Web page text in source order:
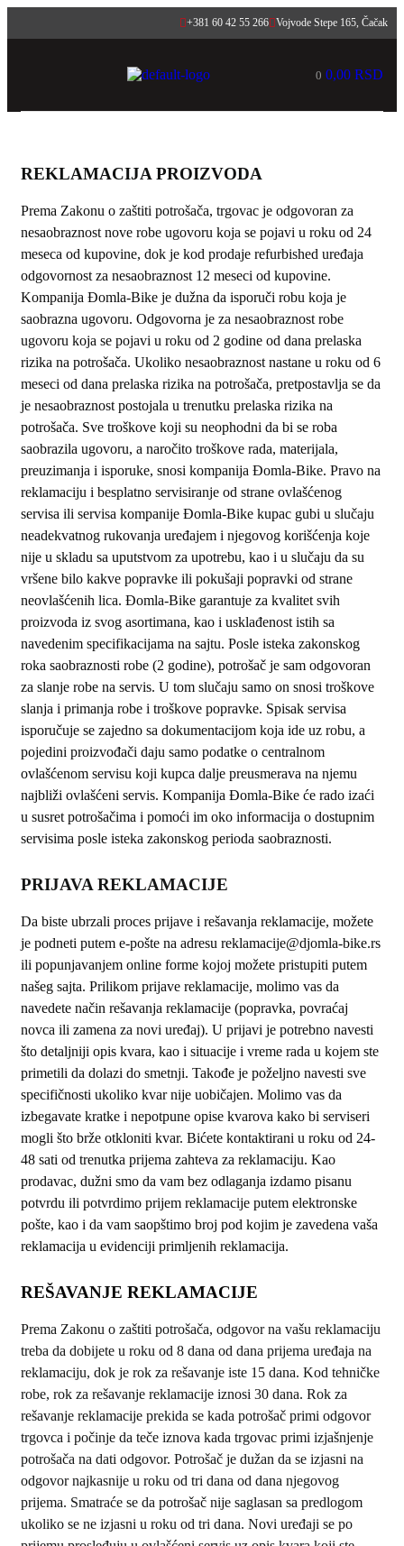
+381 60 42 55 266 Vojvode Stepe 165, Čačak
0 0,00 RSD
REKLAMACIJA PROIZVODA
Prema Zakonu o zaštiti potrošača, trgovac je odgovoran za
nesaobraznost nove robe ugovoru koja se pojavi u roku od 24
meseca od kupovine, dok je kod prodaje refurbished uređaja
odgovornost za nesaobraznost 12 meseci od kupovine.
Kompanija Đomla-Bike je dužna da isporuči robu koja je
saobrazna ugovoru. Odgovorna je za nesaobraznost robe
ugovoru koja se pojavi u roku od 2 godine od dana prelaska
rizika na potrošača. Ukoliko nesaobraznost nastane u roku od 6
meseci od dana prelaska rizika na potrošača, pretpostavlja se da
je nesaobraznost postojala u trenutku prelaska rizika na
potrošača. Sve troškove koji su neophodni da bi se roba
saobrazila ugovoru, a naročito troškove rada, materijala,
preuzimanja i isporuke, snosi kompanija Đomla-Bike. Pravo na
reklamaciju i besplatno servisiranje od strane ovlašćenog
servisa ili servisa kompanije Đomla-Bike kupac gubi u slučaju
neadekvatnog rukovanja uređajem i njegovog korišćenja koje
nije u skladu sa uputstvom za upotrebu, kao i u slučaju da su
vršene bilo kakve popravke ili pokušaji popravki od strane
neovlašćenih lica. Đomla-Bike garantuje za kvalitet svih
proizvoda iz svog asortimana, kao i usklađenost istih sa
navedenim specifikacijama na sajtu. Posle isteka zakonskog
roka saobraznosti robe (2 godine), potrošač je sam odgovoran
za slanje robe na servis. U tom slučaju samo on snosi troškove
slanja i primanja robe i troškove popravke. Spisak servisa
isporučuje se zajedno sa dokumentacijom koja ide uz robu, a
pojedini proizvođači daju samo podatke o centralnom
ovlašćenom servisu koji kupca dalje preusmerava na njemu
najbliži ovlašćeni servis. Kompanija Đomla-Bike će rado izaći
u susret potrošačima i pomoći im oko informacija o dostupnim
servisima posle isteka zakonskog perioda saobraznosti.
PRIJAVA REKLAMACIJE
Da biste ubrzali proces prijave i rešavanja reklamacije, možete
je podneti putem e-pošte na adresu reklamacije@djomla-bike.rs
ili popunjavanjem online forme kojoj možete pristupiti putem
našeg sajta. Prilikom prijave reklamacije, molimo vas da
navedete način rešavanja reklamacije (popravka, povraćaj
novca ili zamena za novi uređaj). U prijavi je potrebno navesti
što detaljniji opis kvara, kao i situacije i vreme rada u kojem ste
primetili da dolazi do smetnji. Takođe je poželjno navesti sve
specifičnosti ukoliko kvar nije uobičajen. Molimo vas da
izbegavate kratke i nepotpune opise kvarova kako bi serviseri
mogli što brže otkloniti kvar. Bićete kontaktirani u roku od 24-
48 sati od trenutka prijema zahteva za reklamaciju. Kao
prodavac, dužni smo da vam bez odlaganja izdamo pisanu
potvrdu ili potvrdimo prijem reklamacije putem elektronske
pošte, kao i da vam saopštimo broj pod kojim je zavedena vaša
reklamacija u evidenciji primljenih reklamacija.
REŠAVANJE REKLAMACIJE
Prema Zakonu o zaštiti potrošača, odgovor na vašu reklamaciju
treba da dobijete u roku od 8 dana od dana prijema uređaja na
reklamaciju, dok je rok za rešavanje iste 15 dana. Kod tehničke
robe, rok za rešavanje reklamacije iznosi 30 dana. Rok za
rešavanje reklamacije prekida se kada potrošač primi odgovor
trgovca i počinje da teče iznova kada trgovac primi izjašnjenje
potrošača na dati odgovor. Potrošač je dužan da se izjasni na
odgovor najkasnije u roku od tri dana od dana njegovog
prijema. Smatraće se da potrošač nije saglasan sa predlogom
ukoliko se ne izjasni u roku od tri dana. Novi uređaji se po